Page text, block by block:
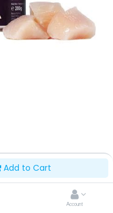
Add to Cart
Account